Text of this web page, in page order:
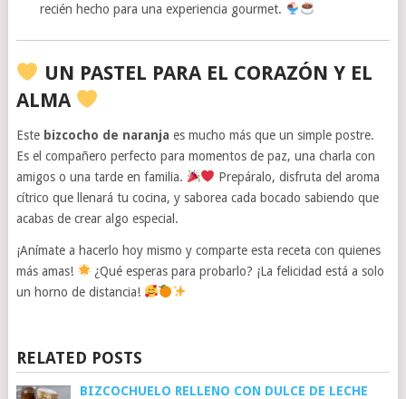
recién hecho para una experiencia gourmet.
UN PASTEL PARA EL CORAZÓN Y EL
ALMA
Este bizcocho de naranja es mucho más que un simple postre.
Es el compañero perfecto para momentos de paz, una charla con
amigos o una tarde en familia.
Prepáralo, disfruta del aroma
cítrico que llenará tu cocina, y saborea cada bocado sabiendo que
acabas de crear algo especial.
¡Anímate a hacerlo hoy mismo y comparte esta receta con quienes
más amas!
¿Qué esperas para probarlo? ¡La felicidad está a solo
un horno de distancia!
RELATED POSTS
BIZCOCHUELO RELLENO CON DULCE DE LECHE